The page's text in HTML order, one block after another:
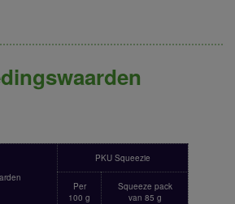
PKU Squeezie
Per
100 g
Squeeze pack
van 85 g